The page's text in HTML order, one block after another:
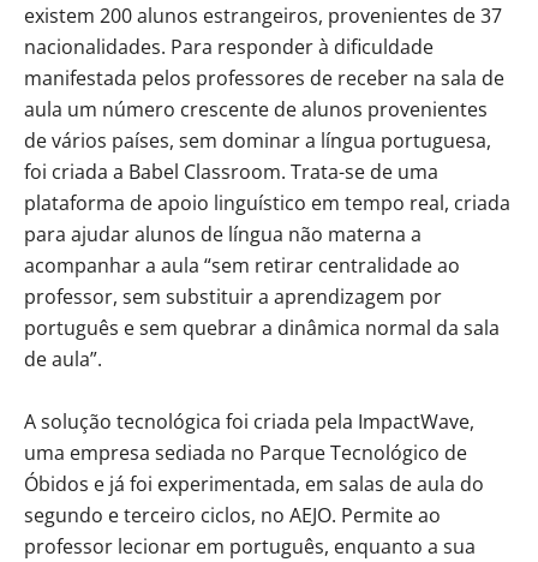
existem 200 alunos estrangeiros, provenientes de 37
nacionalidades. Para responder à dificuldade
manifestada pelos professores de receber na sala de
aula um número crescente de alunos provenientes
de vários países, sem dominar a língua portuguesa,
foi criada a Babel Classroom. Trata-se de uma
plataforma de apoio linguístico em tempo real, criada
para ajudar alunos de língua não materna a
acompanhar a aula “sem retirar centralidade ao
professor, sem substituir a aprendizagem por
português e sem quebrar a dinâmica normal da sala
de aula”.
A solução tecnológica foi criada pela ImpactWave,
uma empresa sediada no Parque Tecnológico de
Óbidos e já foi experimentada, em salas de aula do
segundo e terceiro ciclos, no AEJO. Permite ao
professor lecionar em português, enquanto a sua